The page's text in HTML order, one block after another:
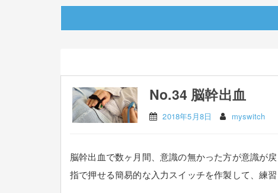
No.34 脳幹出血
2018年5月8日 myswitch
脳幹出血で数ヶ月間、意識の無かった方が意識が
指で押せる簡易的な入力スイッチを作製して、練